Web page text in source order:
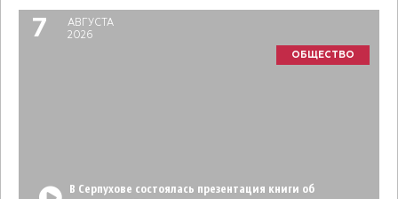
7
АВГУСТА
2026
ОБЩЕСТВО
В Серпухове состоялась презентация книги об